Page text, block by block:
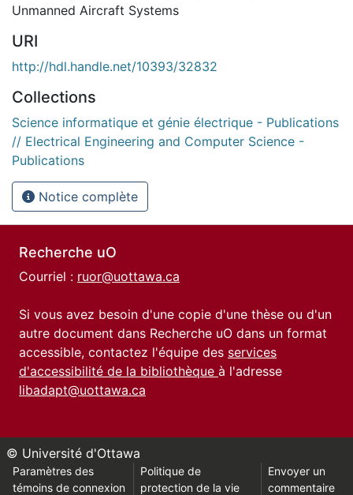
Unmanned Aircraft Systems
URI
http://hdl.handle.net/10393/32832
Collections
Science informatique et génie électrique - Publications
// Electrical Engineering and Computer Science -
Publications
Notice complète
Recherche uO
Courriel : ruor@uottawa.ca
Si vous avez besoin d'une copie d'une thèse ou d'un
autre document dans Recherche uO dans un format
accessible, contactez l'équipe des services
d'accessibilité de la bibliothèque à l'adresse
libadapt@uottawa.ca
© Université d'Ottawa
Paramètres des
témoins de connexion
Politique de
protection de la vie
Envoyer un
commentaire